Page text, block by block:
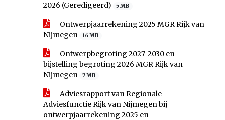
2026 (Geredigeerd)
5 MB
Ontwerpjaarrekening 2025 MGR Rijk van
Nijmegen
16 MB
Ontwerpbegroting 2027-2030 en
bijstelling begroting 2026 MGR Rijk van
Nijmegen
7 MB
Adviesrapport van Regionale
Adviesfunctie Rijk van Nijmegen bij
ontwerpjaarrekening 2025 en